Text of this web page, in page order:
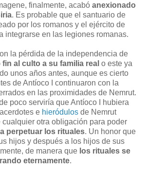
finalmente, acabó anexionado
. Es probable que el santuario de
por los romanos y el ejército de
integrarse en las legiones romanas.
la pérdida de la independencia de
fin al culto a su familia real o este ya
unos años antes, aunque es cierto
de Antíoco I continuaron con la
en las proximidades de Nemrut.
poco serviría que Antíoco I hubiera
e hieródulos de Nemrut
otra obligación para poder
perpetuar los rituales. Un honor que
hijos y después a los hijos de sus
de manera que los rituales se
eternamente.